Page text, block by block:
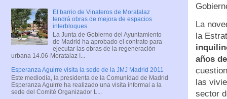
La
la
años
las
sector
El barrio de Vinateros de Moratalaz
tendrá obras de mejora de espacios
interbloques
La Junta de Gobierno del Ayuntamiento
de Madrid ha aprobado el contrato para
ejecutar las obras de la regeneración
urbana 14.06-Moratalaz I...
Esperanza Aguirre visita la sede de la JMJ Madrid 2011
Este mediodía, la presidenta de la Comunidad de Madrid
Esperanza Aguirre ha realizado una visita informal a la
sede del Comité Organizador L...